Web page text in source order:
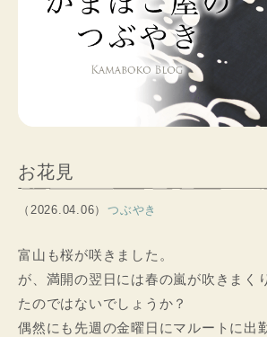
お花見
（2026.04.06） つぶやき
富山も桜が咲きました。
が、満開の翌日には春の嵐が吹きまく
たのではないでしょうか？
偶然にも先週の金曜日にマルートに出